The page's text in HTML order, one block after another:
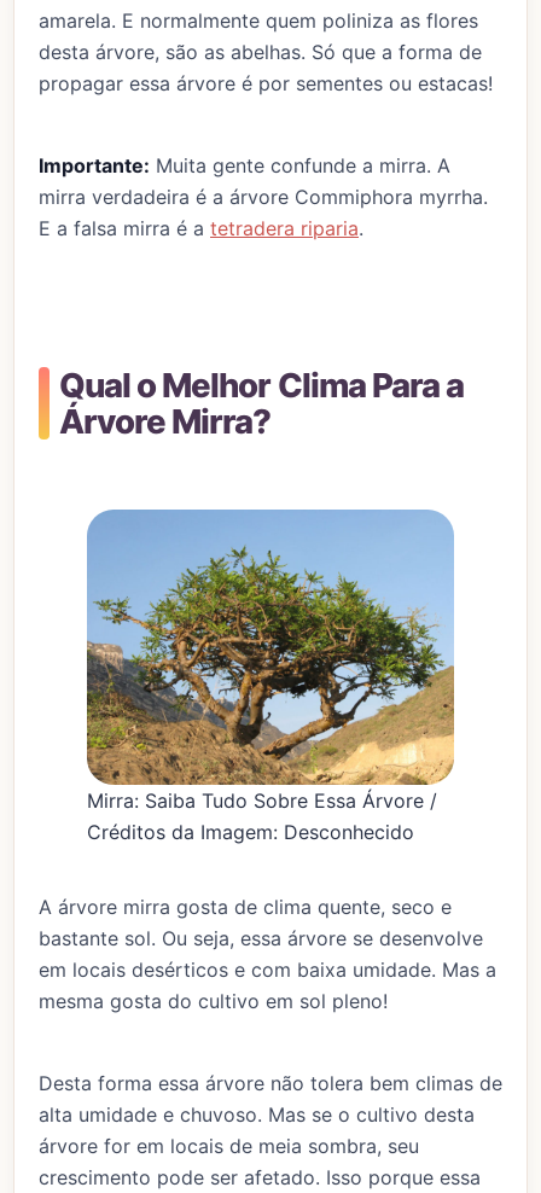
amarela. E normalmente quem poliniza as flores
desta árvore, são as abelhas. Só que a forma de
propagar essa árvore é por sementes ou estacas!
Importante: Muita gente confunde a mirra. A
mirra verdadeira é a árvore Commiphora myrrha.
E a falsa mirra é a tetradera riparia.
Qual o Melhor Clima Para a
Árvore Mirra?
Mirra: Saiba Tudo Sobre Essa Árvore /
Créditos da Imagem: Desconhecido
A árvore mirra gosta de clima quente, seco e
bastante sol. Ou seja, essa árvore se desenvolve
em locais desérticos e com baixa umidade. Mas a
mesma gosta do cultivo em sol pleno!
Desta forma essa árvore não tolera bem climas de
alta umidade e chuvoso. Mas se o cultivo desta
árvore for em locais de meia sombra, seu
crescimento pode ser afetado. Isso porque essa